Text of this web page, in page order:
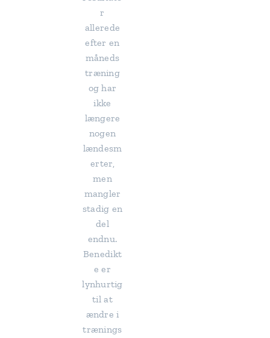
r
allerede
efter en
måneds
træning
og har
ikke
længere
nogen
lændesm
erter,
men
mangler
stadig en
del
endnu.
Benedikt
e er
lynhurtig
til at
ændre i
trænings